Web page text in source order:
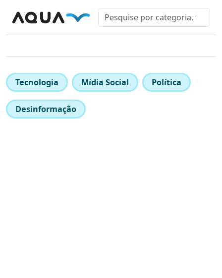
Tecnologia Mídia Social Política
Desinformação